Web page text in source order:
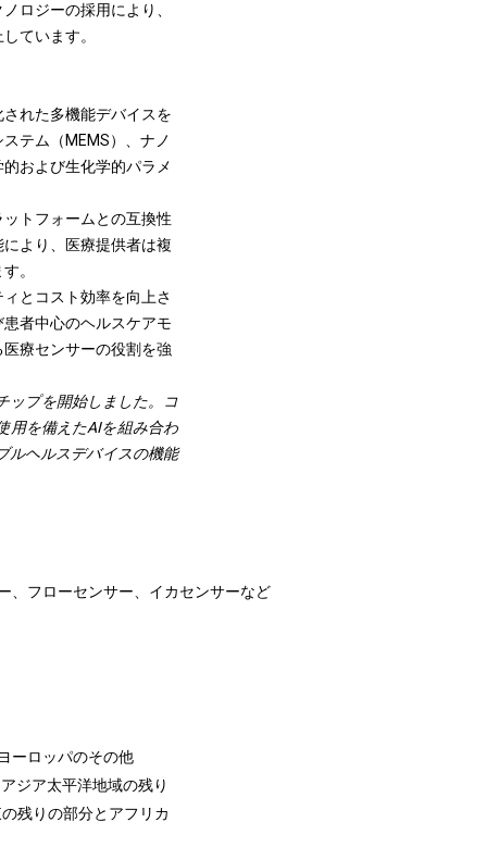
ロジーの採用により、
ています。
れた多機能デバイスを
テム（MEMS）、ナノ
および生化学的パラメ
トフォームとの互換性
より、医療提供者は複
。
とコスト効率を向上さ
者中心のヘルスケアモ
療センサーの役割を強
ップを開始しました。コ
用を備えたAIを組み合わ
ルヘルスデバイスの機能
、フローセンサー、イカセンサーなど
ーロッパのその他
ジア太平洋地域の残り
残りの部分とアフリカ